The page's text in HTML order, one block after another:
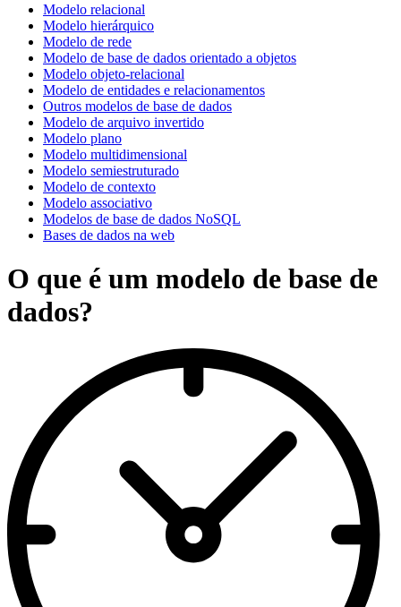
Modelo relacional
Modelo hierárquico
Modelo de rede
Modelo de base de dados orientado a objetos
Modelo objeto-relacional
Modelo de entidades e relacionamentos
Outros modelos de base de dados
Modelo de arquivo invertido
Modelo plano
Modelo multidimensional
Modelo semiestruturado
Modelo de contexto
Modelo associativo
Modelos de base de dados NoSQL
Bases de dados na web
O que é um modelo de base de
dados?